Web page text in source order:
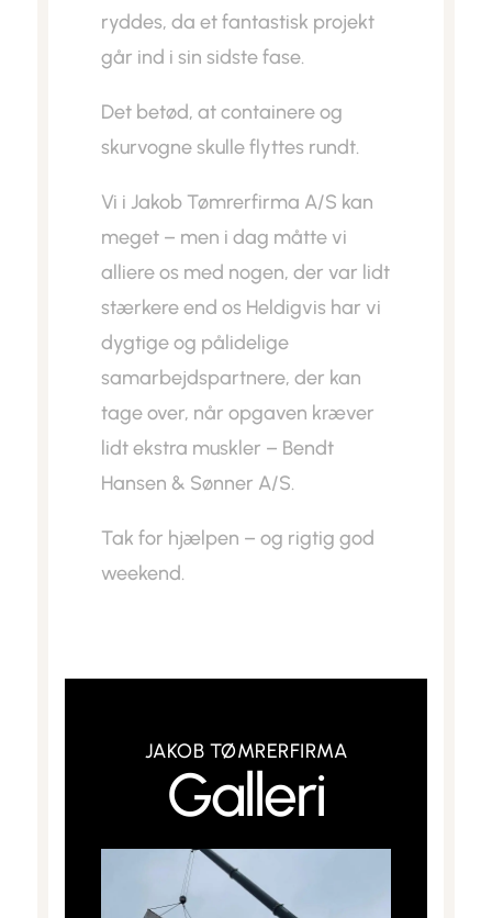
ryddes, da et fantastisk projekt
går ind i sin sidste fase.
Det betød, at containere og
skurvogne skulle flyttes rundt.
Vi i Jakob Tømrerfirma A/S kan
meget – men i dag måtte vi
alliere os med nogen, der var lidt
stærkere end os Heldigvis har vi
dygtige og pålidelige
samarbejdspartnere, der kan
tage over, når opgaven kræver
lidt ekstra muskler – Bendt
Hansen & Sønner A/S.
Tak for hjælpen – og rigtig god
weekend.
JAKOB TØMRERFIRMA
Galleri